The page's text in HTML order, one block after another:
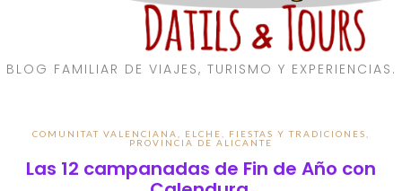
BLOG FAMILIAR DE VIAJES, TURISMO Y EXPERIENCIAS.
COMUNITAT VALENCIANA ELCHE FIESTAS Y TRADICIONES
PROVINCIA DE ALICANTE
Las 12 campanadas de Fin de Año con